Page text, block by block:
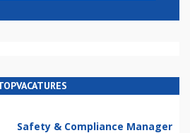
Safety & Compliance Manager